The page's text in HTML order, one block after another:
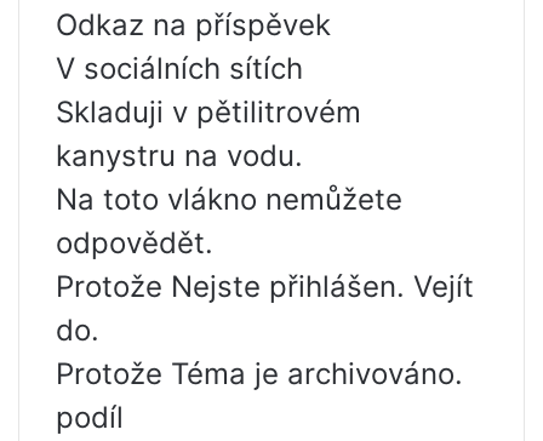
Odkaz na příspěvek
V sociálních sítích
Skladuji v pětilitrovém
kanystru na vodu.
Na toto vlákno nemůžete
odpovědět.
Protože Nejste přihlášen. Vejít
do.
Protože Téma je archivováno.
podíl